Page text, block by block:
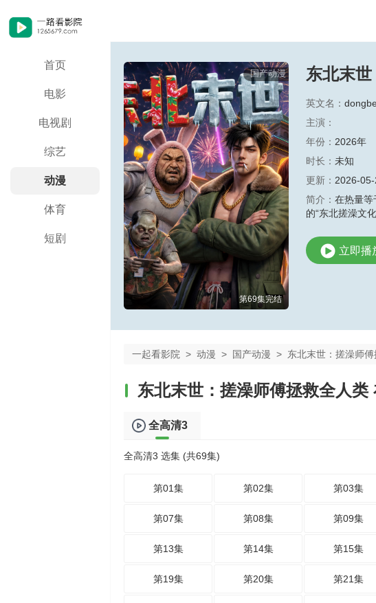
首页
电影
电视剧
综艺
动漫
体育
短剧
国产动漫
第69集完结
东北末
英文名：
主演：
年份： 2026年
时长： 未知
更新： 2026-
简介： 在热量等
的“东北搓澡文
立即播
一起看影院 > 动漫 > 国产动漫 > 东北末世：搓澡师
东北末世：搓澡师傅拯救全人类
全高清3
全高清3 选集 (共69集)
第01集 第02集 第03集
第07集 第08集 第09集
第13集 第14集 第15集
第19集 第20集 第21集